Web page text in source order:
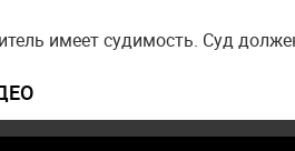
имеет судимость. Суд